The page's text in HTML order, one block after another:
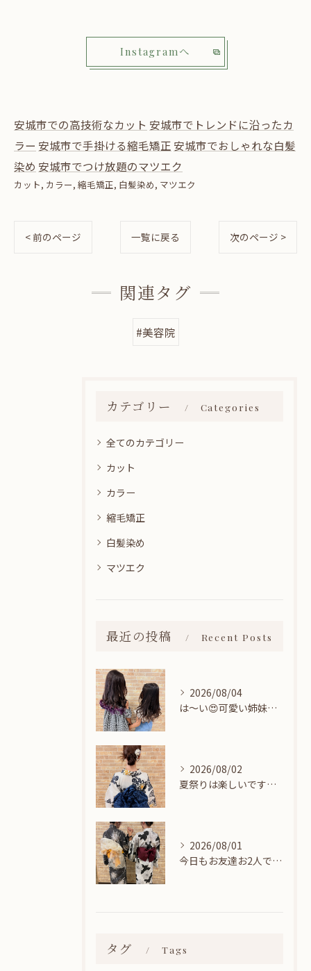
Instagramへ
安城市での高技術なカット 安城市でトレンドに沿ったカ
ラー 安城市で手掛ける縮毛矯正 安城市でおしゃれな白髪
染め 安城市でつけ放題のマツエク
カット カラー 縮毛矯正 白髪染め マツエク
< 前のページ 一覧に戻る 次のページ >
関連タグ
#美容院
カテゴリー Categories
全てのカテゴリー
カット
カラー
縮毛矯正
白髪染め
マツエク
最近の投稿 Recent Posts
2026/08/04
は〜い😍可愛い姉妹ちゃん👭
2026/08/02
夏祭りは楽しいですね👘
2026/08/01
今日もお友達お2人でヘアセットに来てくれました🎀
タグ Tags